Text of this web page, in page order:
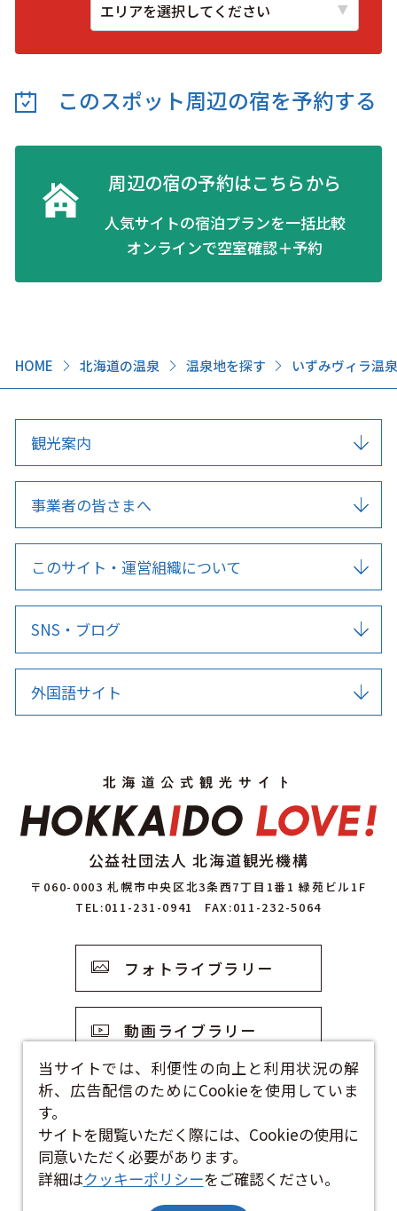
HOME 北海道の温泉 温泉地を探す いずみヴィラ温
このスポット周辺の宿を予約する
周辺の宿の予約はこちらから
人気サイトの宿泊プランを一括比較
オンラインで空室確認＋予約
観光案内
事業者の皆さまへ
このサイト・運営組織について
SNS・ブログ
外国語サイト
公益社団法人 北海道観光機構
〒060-0003 札幌市中央区北3条西7丁目1番1 緑苑ビル1F
TEL:011-231-0941
FAX:011-232-5064
フォトライブラリー
動画ライブラリー
観光資料
お問い合わせフォーム
当サイトでは、利便性の向上と利用状況の解
析、広告配信のためにCookieを使用していま
す。
サイトを閲覧いただく際には、Cookieの使用に
同意いただく必要があります。
詳細はクッキーポリシーをご確認ください。